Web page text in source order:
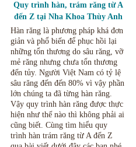
Quy trình hàn, trám răng từ A
đến Z tại Nha Khoa Thùy Anh
Thái Nguyên
Hàn răng là phương pháp khá đơn
giản và phổ biến để phục hồi lại
những tổn thương do sâu răng, vỡ
mẻ răng nhưng chưa tổn thương
đến tủy. Người Việt Nam có tỷ lệ
sâu răng đến đến 80% vì vậy phần
lớn chúng ta đã từng hàn răng.
Vậy quy trình hàn răng được thực
hiện như thế nào thì không phải ai
cũng biết. Cùng tìm hiểu quy
trình hàn trám răng từ A đến Z